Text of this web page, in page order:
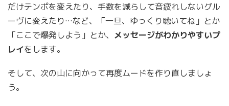
だけテンポを変えたり、手数を減らして音疲れしないグル
ーヴに変えたり…など、「一旦、ゆっくり聴いてね」とか
「ここで爆発しよう」とか、 メッセージがわかりやすいプ
レイをします。
そして、次の山に向かって再度ムードを作り直しましょ
う。